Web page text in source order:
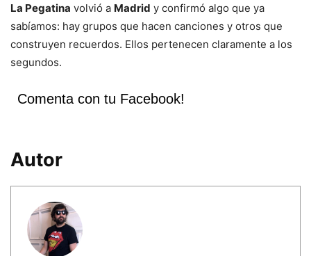
La Pegatina volvió a Madrid y confirmó algo que ya
sabíamos: hay grupos que hacen canciones y otros que
construyen recuerdos. Ellos pertenecen claramente a los
segundos.
Comenta con tu Facebook!
Autor